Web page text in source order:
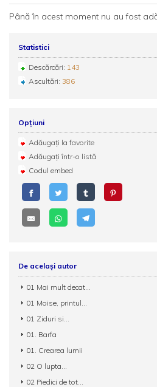
Până în acest moment nu au fost
Statistici
Descărcări: 143
Ascultări: 386
Opțiuni
Adăugați la favorite
Adăugați într-o listă
Codul embed
De același autor
01 Mai mult decat...
01 Moise, printul...
01 Ziduri si...
01. Barfa
01. Crearea lumii
02 O lupta...
02 Piedici de tot...